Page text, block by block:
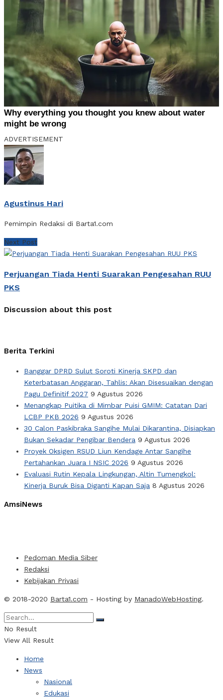
ADVERTISEMENT
Agustinus Hari
Pemimpin Redaksi di Barta1.com
Next Post
Perjuangan Tiada Henti Suarakan Pengesahan RUU
PKS
Discussion about this post
Berita Terkini
Banggar DPRD Sulut Soroti Kinerja SKPD dan
Keterbatasan Anggaran, Tahlis: Akan Disesuaikan dengan
Pagu Definitif 2027 9 Agustus 2026
Menangkap Puitika di Mimbar Puisi GMIM: Catatan Dari
LCBP PKB 2026 9 Agustus 2026
30 Calon Paskibraka Sangihe Mulai Dikarantina, Disiapkan
Bukan Sekadar Pengibar Bendera 9 Agustus 2026
Proyek Oksigen RSUD Liun Kendage Antar Sangihe
Pertahankan Juara I NSIC 2026 9 Agustus 2026
Evaluasi Rutin Kepala Lingkungan, Altin Tumengkol:
Kinerja Buruk Bisa Diganti Kapan Saja 8 Agustus 2026
AmsiNews
Pedoman Media Siber
Redaksi
Kebijakan Privasi
© 2018-2020 Barta1.com - Hosting by ManadoWebHosting.
No Result
View All Result
Home
News
Nasional
Edukasi